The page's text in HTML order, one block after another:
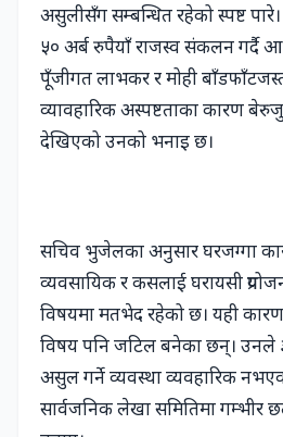
असुलीसँग सम्बन्धित रहेको स्पष्ट
५० अर्ब रुपैयाँ राजस्व संकलन
पूँजीगत लाभकर र मोही
व्यावहारिक अस्पष्टताका कारण
देखिएको उनको भनाइ छ।
सचिव भुजेलका अनुसार घरजग्गा
व्यवसायिक र कसलाई घरायसी
विषयमा मतभेद रहेको छ। यही
विषय पनि जटिल बनेका छन्। उनले
असुल गर्ने व्यवस्था व्यवहारिक
सार्वजनिक लेखा समितिमा